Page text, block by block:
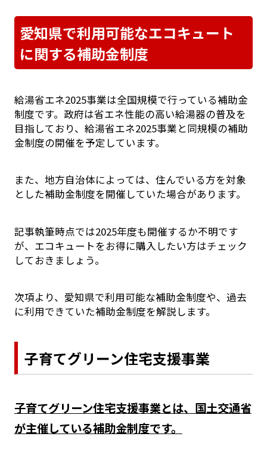
愛知県で利用可能なエコキュート
に関する補助金制度
給湯省エネ2025事業は全国規模で行っている補助金
制度です。政府は省エネ性能の高い給湯器の普及を
目指しており、給湯省エネ2025事業と同規模の補助
金制度の開催を予定しています。
また、地方自治体によっては、住んでいる方を対象
とした補助金制度を開催していた場合があります。
記事執筆時点では2025年度も開催するか不明です
が、エコキュートをお得に購入したい方はチェック
しておきましょう。
次項より、愛知県で利用可能な補助金制度や、過去
に利用できていた補助金制度を解説します。
子育てグリーン住宅支援事業
子育てグリーン住宅支援事業とは、国土交通省
が主催している補助金制度です。